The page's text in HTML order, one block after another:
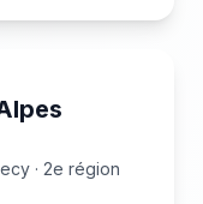
· 2e région